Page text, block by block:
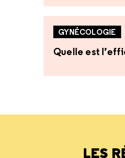
GYNÉCOLOGIE
Quelle est
LES